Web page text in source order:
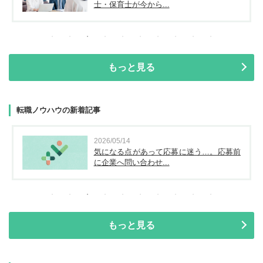
士・保育士が今から...
もっと見る
転職ノウハウの新着記事
2026/05/14
気になる点があって応募に迷う…。応募前
に企業へ問い合わせ...
もっと見る